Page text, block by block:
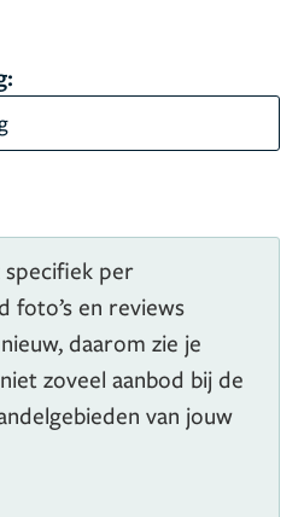
per
foto’s en reviews
daarom zie je
zoveel aanbod bij de
van jouw